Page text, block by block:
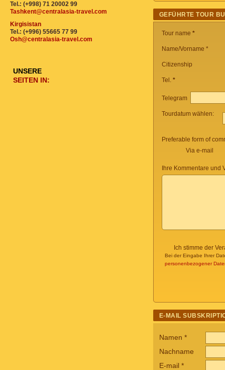
GEFÜHRTE TOUR
Tour name *
Name/Vorname *
Citizenship
Tel. *
Telegram
Tourdatum wählen:
Preferable form of
Via e-mail
Ihre Kommentare und
Ich stimme der
Bei der Eingabe Ihrer
personenbezogener
E-MAIL
Namen *
Nachname
E-mail *
Tel.: (+998) 71 20002 99
Tashkent@centralasia-travel.com
Kirgisistan
Tel.: (+996) 55665 77 99
Osh@centralasia-travel.com
UNSERE
SEITEN IN: